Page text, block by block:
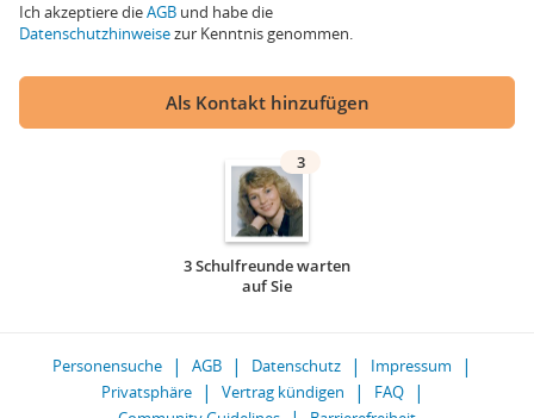
Ich akzeptiere dieAGB und habe die
Datenschutzhinweisezur Kenntnis genommen.
Als Kontakt hinzufügen
3
3 Schulfreunde warten
auf Sie
Personensuche AGB Datenschutz
Impressum
Privatsphäre
Vertrag kündigen
FAQ